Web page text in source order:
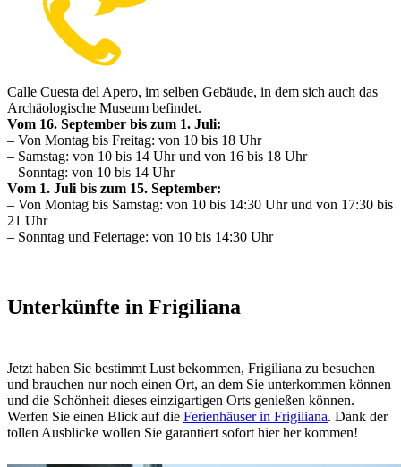
Calle Cuesta del Apero, im selben Gebäude, in dem sich auch das
Archäologische Museum befindet.
Vom 16. September bis zum 1. Juli:
– Von Montag bis Freitag: von 10 bis 18 Uhr
– Samstag: von 10 bis 14 Uhr und von 16 bis 18 Uhr
– Sonntag: von 10 bis 14 Uhr
Vom 1. Juli bis zum 15. September:
– Von Montag bis Samstag: von 10 bis 14:30 Uhr und von 17:30 bis
21 Uhr
– Sonntag und Feiertage: von 10 bis 14:30 Uhr
Unterkünfte in Frigiliana
Jetzt haben Sie bestimmt Lust bekommen, Frigiliana zu besuchen
und brauchen nur noch einen Ort, an dem Sie unterkommen können
und die Schönheit dieses einzigartigen Orts genießen können.
Werfen Sie einen Blick auf die Ferienhäuser in Frigiliana. Dank der
tollen Ausblicke wollen Sie garantiert sofort hier her kommen!